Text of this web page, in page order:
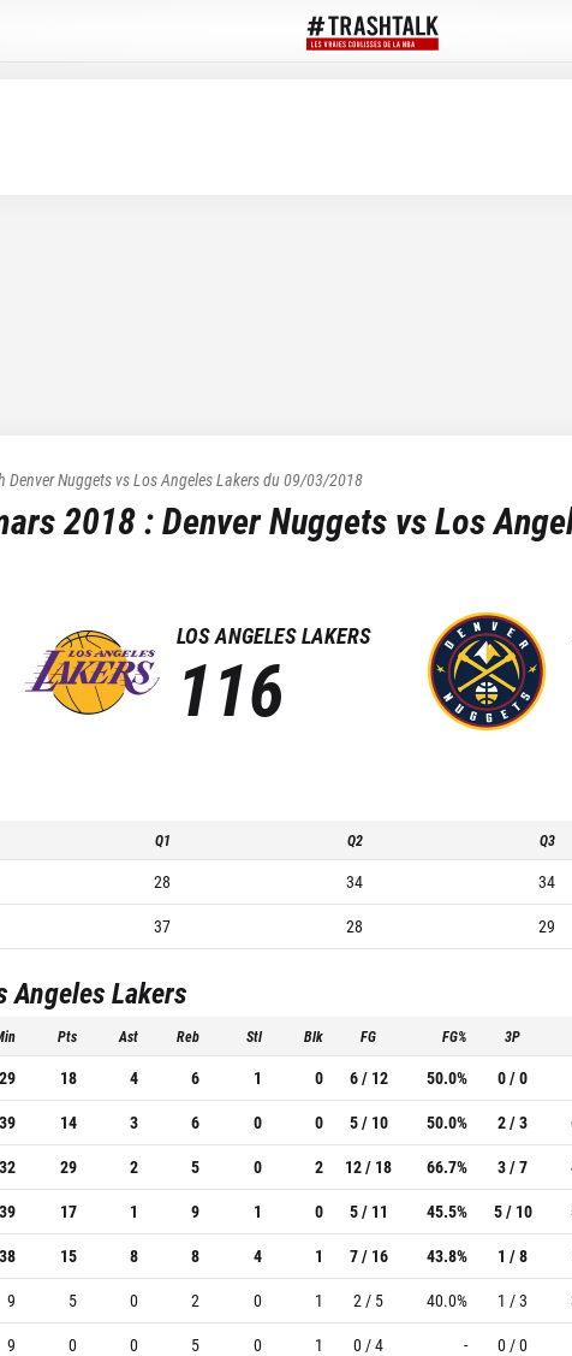
Denver Nuggets vsLos Angeles Lakersdu09/03/2018
2018:Denver Nuggets vsLos
LOS ANGELES LAKERS
116
Q1 Q2 Q3
28 34 34
37 28 29
Angeles Lakers
Pts Ast Reb Stl Blk FG FG% 3P
29 18 4 6 1 0 6 / 12 50.0% 0 / 0
39 14 3 6 0 0 5 / 10 50.0% 2 / 3
32 29 2 5 0 2 12 / 18 66.7% 3 / 7
39 17 1 9 1 0 5 / 11 45.5% 5 / 10
38 15 8 8 4 1 7 / 16 43.8% 1 / 8
9 5 0 2 0 1 2 / 5 40.0% 1 / 3
9 0 0 5 0 1 0 / 4 - 0 / 0